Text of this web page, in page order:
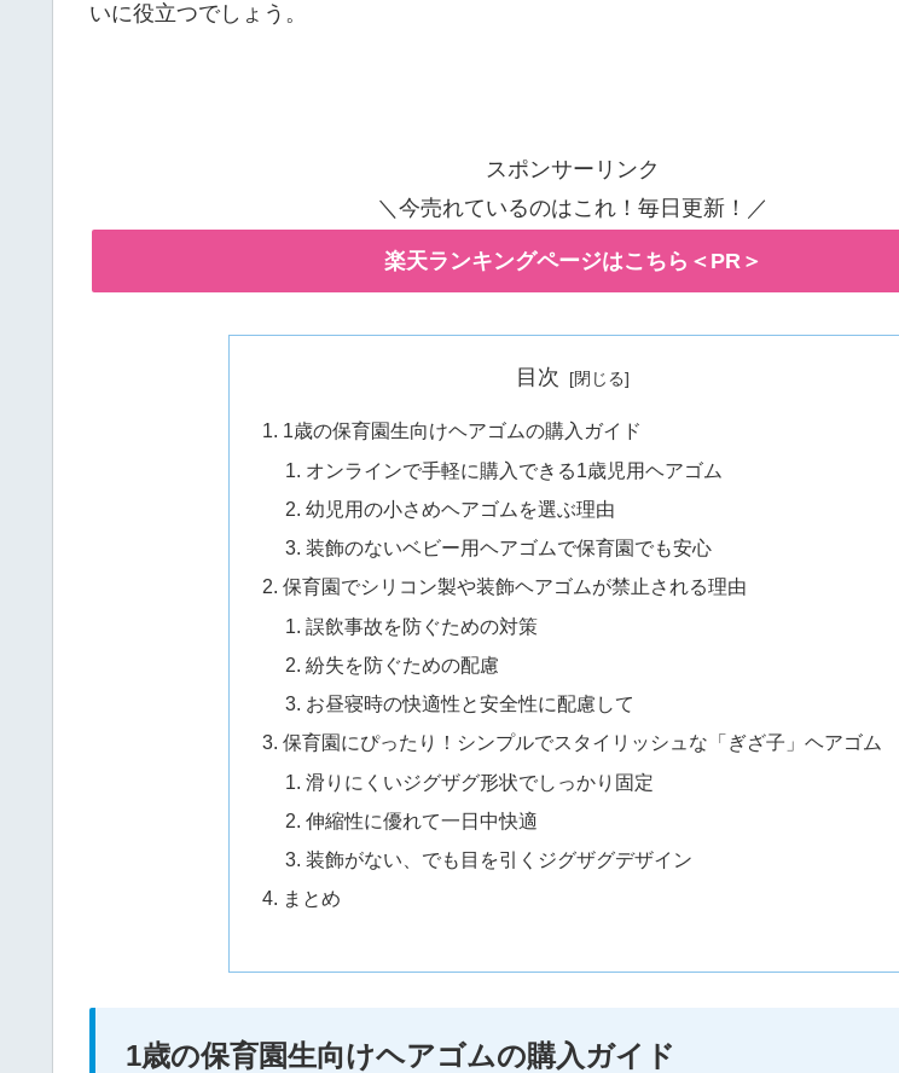
いに役立つでしょう。
スポンサーリンク
＼今売れているのはこれ！毎日更新！／
楽天ランキングページはこちら＜PR＞
目次
1歳の保育園生向けヘアゴムの購入ガイド
オンラインで手軽に購入できる1歳児用ヘアゴム
幼児用の小さめヘアゴムを選ぶ理由
装飾のないベビー用ヘアゴムで保育園でも安心
保育園でシリコン製や装飾ヘアゴムが禁止される理由
誤飲事故を防ぐための対策
紛失を防ぐための配慮
お昼寝時の快適性と安全性に配慮して
保育園にぴったり！シンプルでスタイリッシュな「ぎざ子」ヘアゴム
滑りにくいジグザグ形状でしっかり固定
伸縮性に優れて一日中快適
装飾がない、でも目を引くジグザグデザイン
まとめ
1歳の保育園生向けヘアゴムの購入ガイド